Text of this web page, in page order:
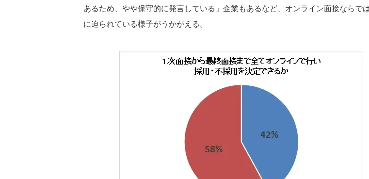
あるため、やや保守的に発言している」企業もあるなど、オンライン面接ならで
に迫られている様子がうかがえる。